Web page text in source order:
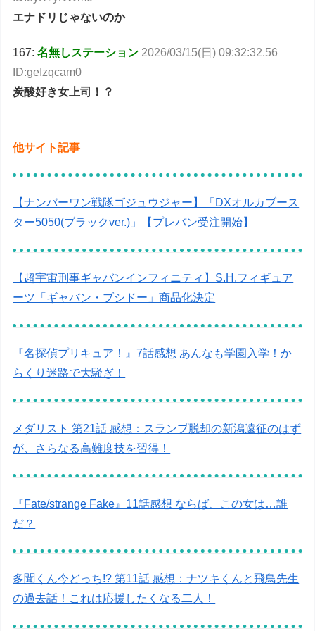
エナドリじゃないのか
167:名無しステーション 2026/03/15(日) 09:32:32.56
ID:geIzqcam0
炭酸好き女上司！？
他サイト記事
【ナンバーワン戦隊ゴジュウジャー】「DXオルカブース
ター5050(ブラックver.)」【プレバン受注開始】
【超宇宙刑事ギャバンインフィニティ】S.H.フィギュア
ーツ「ギャバン・ブシドー」商品化決定
『名探偵プリキュア！』7話感想 あんなも学園入学！か
らくり迷路で大騒ぎ！
メダリスト 第21話 感想：スランプ脱却の新潟遠征のはず
が、さらなる高難度技を習得！
『Fate/strange Fake』11話感想 ならば、この女は…誰
だ？
多聞くん今どっち!? 第11話 感想：ナツキくんと飛鳥先生
の過去話！これは応援したくなる二人！